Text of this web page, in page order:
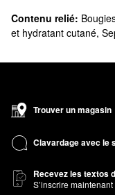
Contenu relié:
et hydratant cutané,
Trouver un magasin
Clavardage avec le
Recevez les textos
S’inscrire maintenant